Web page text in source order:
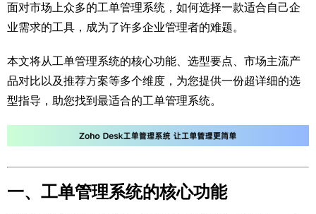
面对市场上众多的工单管理系统，如何选择一款适合自己企
业需求的工具，成为了许多企业管理者的难题。
本文将从工单管理系统的核心功能、选型要点、市场主流产
品对比以及推荐方案等多个维度，为您提供一份超详细的选
型指导，助您找到最适合的工单管理系统。
一、工单管理系统的核心功能